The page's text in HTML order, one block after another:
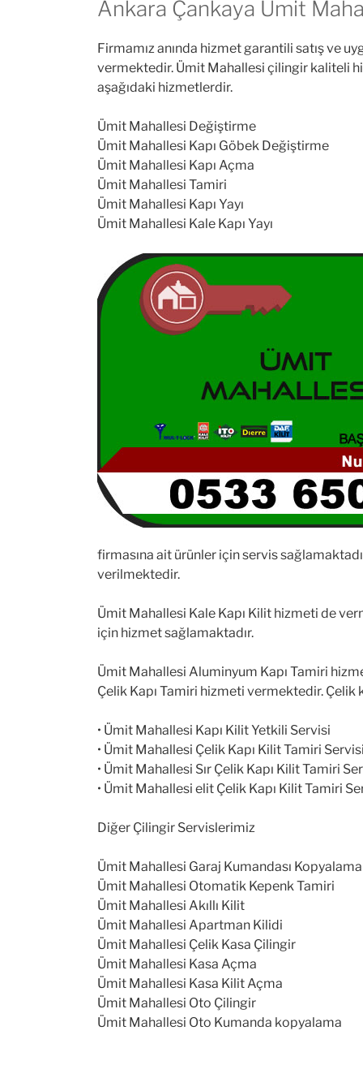
Ankara Çankaya Ümit
Firmamız anında hizmet garantili satış ve
vermektedir. Ümit Mahallesi çilingir kaliteli
aşağıdaki hizmetlerdir.
Ümit Mahallesi Değiştirme
Ümit Mahallesi Kapı Göbek Değiştirme
Ümit Mahallesi Kapı Açma
Ümit Mahallesi Tamiri
Ümit Mahallesi Kapı Yayı
Ümit Mahallesi Kale Kapı Yayı
firmasına ait ürünler için servis
verilmektedir.
Ümit Mahallesi Kale Kapı Kilit hizmeti de
için hizmet sağlamaktadır.
Ümit Mahallesi Aluminyum Kapı Tamiri
Çelik Kapı Tamiri hizmeti vermektedir.
• Ümit Mahallesi Kapı Kilit Yetkili Servisi
• Ümit Mahallesi Çelik Kapı Kilit Tamiri Servisi
• Ümit Mahallesi Sır Çelik Kapı Kilit Tamiri
• Ümit Mahallesi elit Çelik Kapı Kilit Tamiri
Diğer Çilingir Servislerimiz
Ümit Mahallesi Garaj Kumandası Kopyalama
Ümit Mahallesi Otomatik Kepenk Tamiri
Ümit Mahallesi Akıllı Kilit
Ümit Mahallesi Apartman Kilidi
Ümit Mahallesi Çelik Kasa Çilingir
Ümit Mahallesi Kasa Açma
Ümit Mahallesi Kasa Kilit Açma
Ümit Mahallesi Oto Çilingir
Ümit Mahallesi Oto Kumanda kopyalama